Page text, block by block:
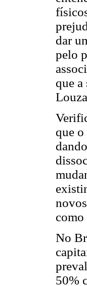
dar
pelo
que
que
como
No
50%